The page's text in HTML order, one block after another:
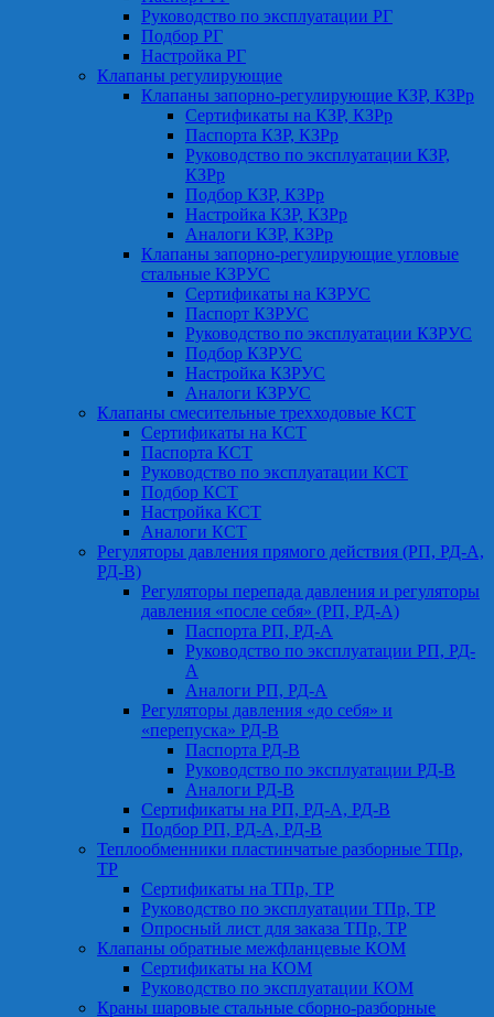
Руководство по эксплуатации РГ
Подбор РГ
Настройка РГ
Клапаны регулирующие
Клапаны запорно-регулирующие КЗР, КЗРр
Сертификаты на КЗР, КЗРр
Паспорта КЗР, КЗРр
Руководство по эксплуатации КЗР,
КЗРр
Подбор КЗР, КЗРр
Настройка КЗР, КЗРр
Аналоги КЗР, КЗРр
Клапаны запорно-регулирующие угловые
стальные КЗРУС
Сертификаты на КЗРУС
Паспорт КЗРУС
Руководство по эксплуатации КЗРУС
Подбор КЗРУС
Настройка КЗРУС
Аналоги КЗРУС
Клапаны смесительные трехходовые КСТ
Сертификаты на КСТ
Паспорта КСТ
Руководство по эксплуатации КСТ
Подбор КСТ
Настройка КСТ
Аналоги КСТ
Регуляторы давления прямого действия (РП, РД-А,
РД-В)
Регуляторы перепада давления и регуляторы
давления «после себя» (РП, РД-А)
Паспорта РП, РД-А
Руководство по эксплуатации РП, РД-
А
Аналоги РП, РД-А
Регуляторы давления «до себя» и
«перепуска» РД-В
Паспорта РД-В
Руководство по эксплуатации РД-В
Аналоги РД-В
Сертификаты на РП, РД-А, РД-В
Подбор РП, РД-А, РД-В
Теплообменники пластинчатые разборные ТПр,
ТР
Сертификаты на ТПр, ТР
Руководство по эксплуатации ТПр, ТР
Опросный лист для заказа ТПр, ТР
Клапаны обратные межфланцевые КОМ
Сертификаты на КОМ
Руководство по эксплуатации КОМ
Краны шаровые стальные сборно-разборные